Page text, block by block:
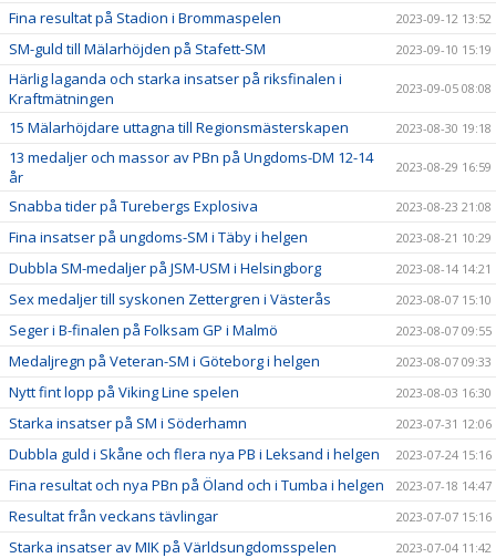
Fina resultat på Stadion i Brommaspelen 2023-09-12 13:52
SM-guld till Mälarhöjden på Stafett-SM 2023-09-10 15:19
Härlig laganda och starka insatser på riksfinalen i
Kraftmätningen
2023-09-05 08:08
15 Mälarhöjdare uttagna till Regionsmästerskapen 2023-08-30 19:18
13 medaljer och massor av PBn på Ungdoms-DM 12-14
år
2023-08-29 16:59
Snabba tider på Turebergs Explosiva 2023-08-23 21:08
Fina insatser på ungdoms-SM i Täby i helgen 2023-08-21 10:29
Dubbla SM-medaljer på JSM-USM i Helsingborg 2023-08-14 14:21
Sex medaljer till syskonen Zettergren i Västerås 2023-08-07 15:10
Seger i B-finalen på Folksam GP i Malmö 2023-08-07 09:55
Medaljregn på Veteran-SM i Göteborg i helgen 2023-08-07 09:33
Nytt fint lopp på Viking Line spelen 2023-08-03 16:30
Starka insatser på SM i Söderhamn 2023-07-31 12:06
Dubbla guld i Skåne och flera nya PB i Leksand i helgen 2023-07-24 15:16
Fina resultat och nya PBn på Öland och i Tumba i helgen 2023-07-18 14:47
Resultat från veckans tävlingar 2023-07-07 15:16
Starka insatser av MIK på Världsungdomsspelen 2023-07-04 11:42